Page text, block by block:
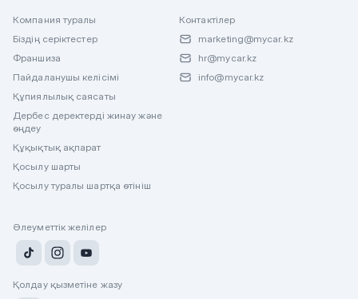
Компания туралы
Біздің серіктестер
Франшиза
Пайдаланушы келісімі
Құпиялылық саясаты
Дербес деректерді жинау және
өңдеу
Құқықтық ақпарат
Қосылу шарты
Қосылу туралы шартқа өтініш
Контактілер
marketing@mycar.kz
hr@mycar.kz
info@mycar.kz
Әлеуметтік желілер
Қолдау қызметіне жазу